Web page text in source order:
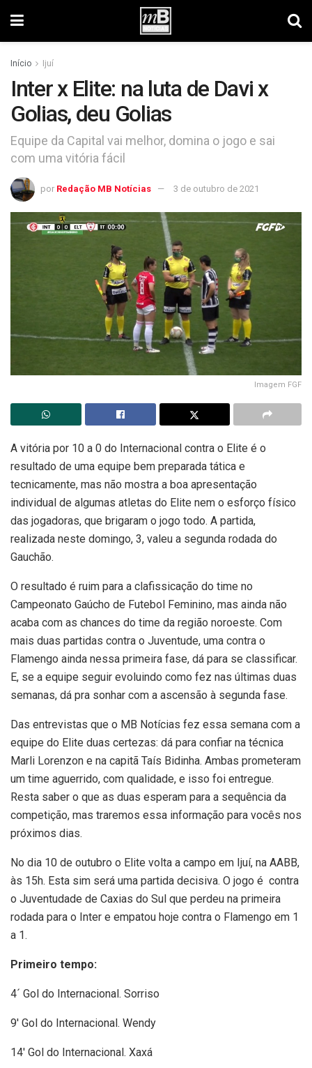
Início Ijuí
Inter x Elite: na luta de Davi x
Golias, deu Golias
Equipe da Capital vai melhor, domina o jogo e sai
com uma vitória fácil
por Redação MB Notícias 3 de outubro de 2021
Imagem FGF
A vitória por 10 a 0 do Internacional contra o Elite é o
resultado de uma equipe bem preparada tática e
tecnicamente, mas não mostra a boa apresentação
individual de algumas atletas do Elite nem o esforço físico
das jogadoras, que brigaram o jogo todo. A partida,
realizada neste domingo, 3, valeu a segunda rodada do
Gauchão.
O resultado é ruim para a clafissicação do time no
Campeonato Gaúcho de Futebol Feminino, mas ainda não
acaba com as chances do time da região noroeste. Com
mais duas partidas contra o Juventude, uma contra o
Flamengo ainda nessa primeira fase, dá para se classificar.
E, se a equipe seguir evoluindo como fez nas últimas duas
semanas, dá pra sonhar com a ascensão à segunda fase.
Das entrevistas que o MB Notícias fez essa semana com a
equipe do Elite duas certezas: dá para confiar na técnica
Marli Lorenzon e na capitã Taís Bidinha. Ambas prometeram
um time aguerrido, com qualidade, e isso foi entregue.
Resta saber o que as duas esperam para a sequência da
competição, mas traremos essa informação para vocês nos
próximos dias.
No dia 10 de outubro o Elite volta a campo em Ijuí, na AABB,
às 15h. Esta sim será uma partida decisiva. O jogo é contra
o Juventudade de Caxias do Sul que perdeu na primeira
rodada para o Inter e empatou hoje contra o Flamengo em 1
a 1.
Primeiro tempo:
4´ Gol do Internacional. Sorriso
9′ Gol do Internacional. Wendy
14′ Gol do Internacional. Xaxá